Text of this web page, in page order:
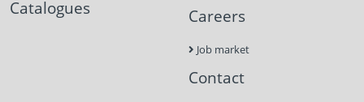
Catalogues Careers
Job market
Contact